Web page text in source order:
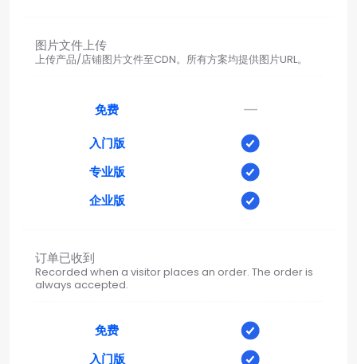
图片文件上传
上传产品/店铺图片文件至CDN。所有方案均提供图片URL。
免费 —
入门版
专业版
企业版
订单已收到
Recorded when a visitor places an order. The order is
always accepted.
免费
入门版